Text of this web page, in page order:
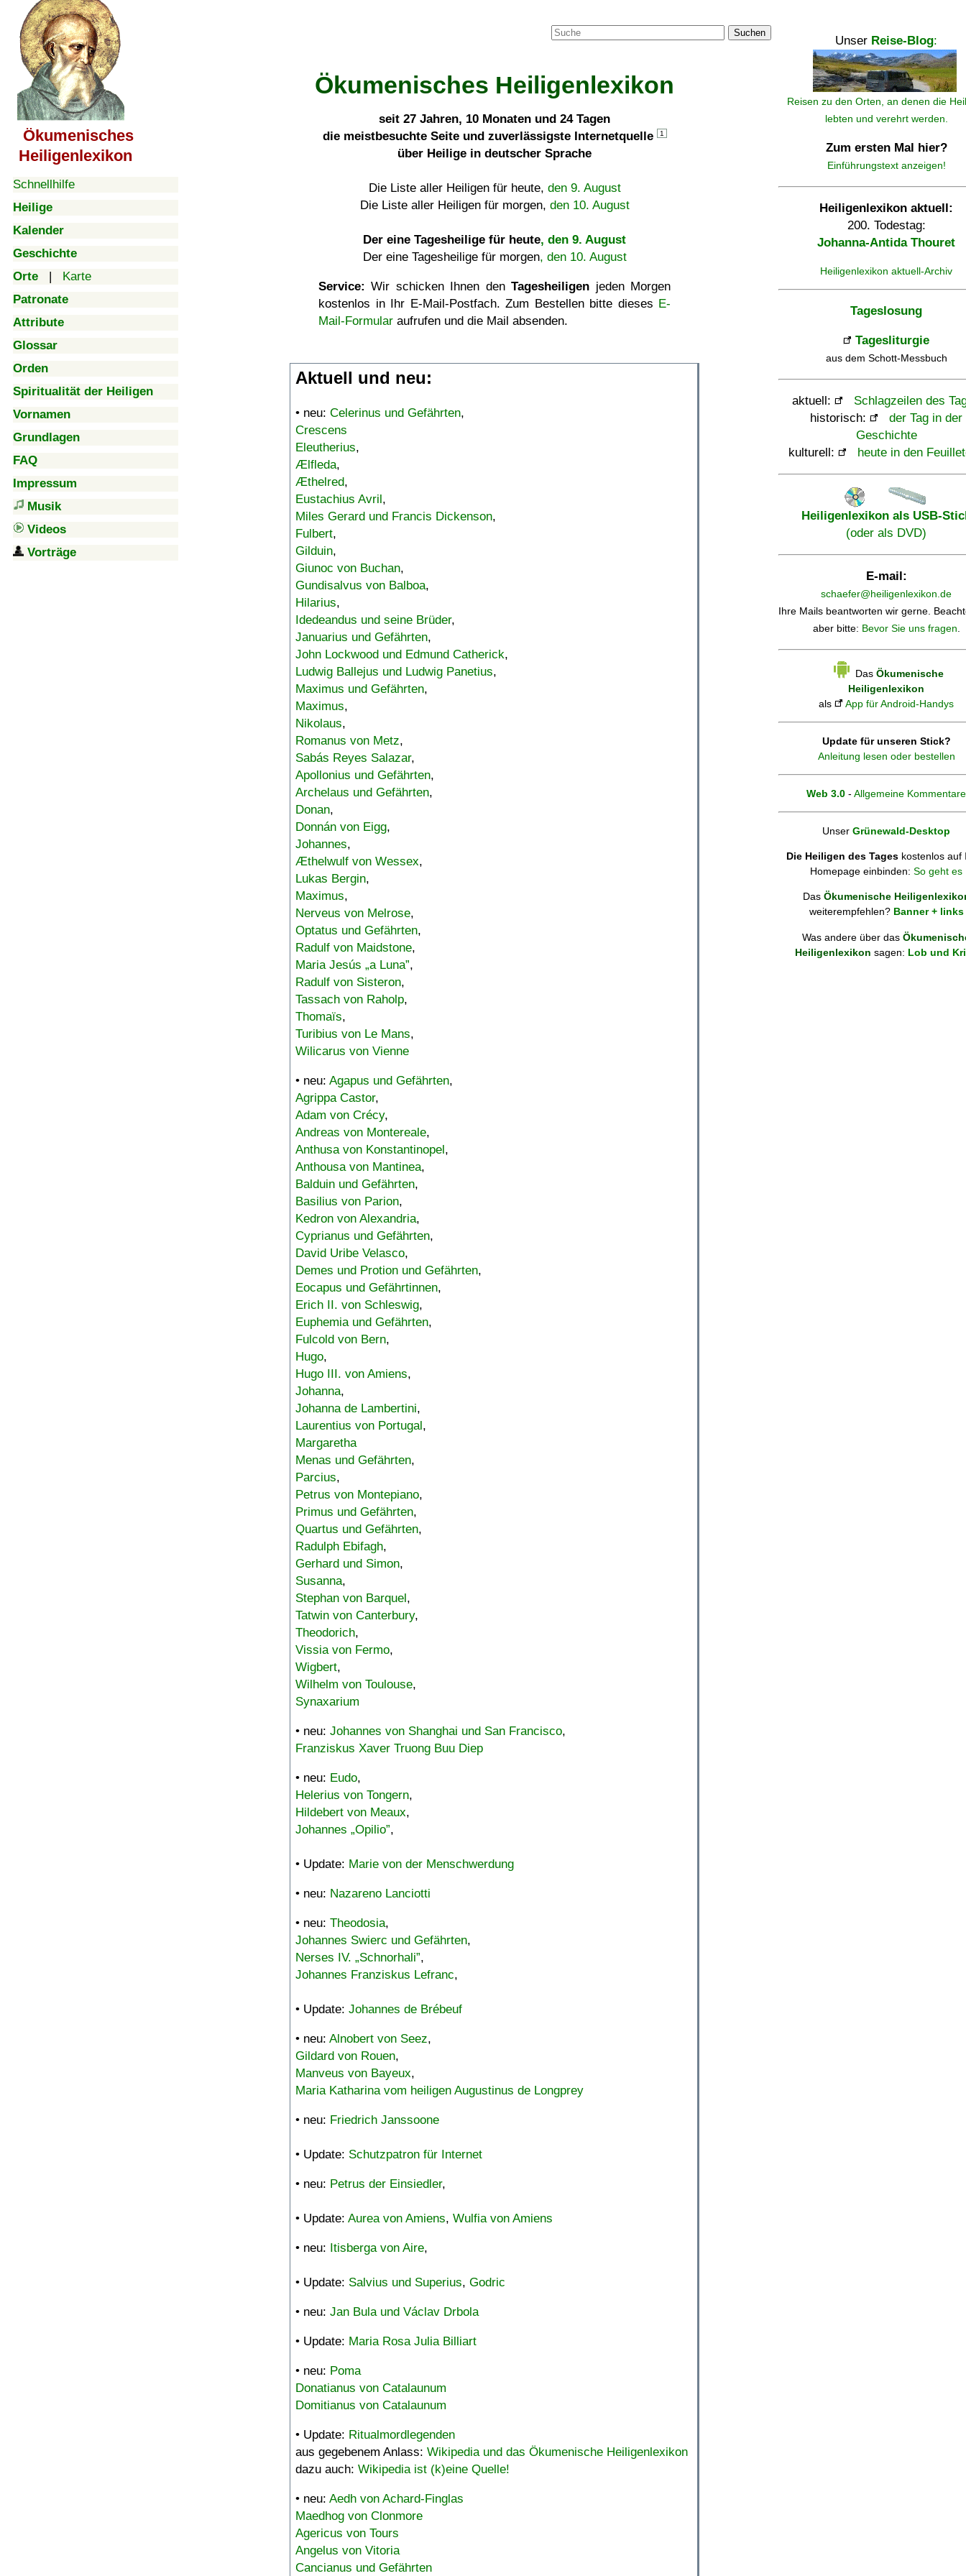
Ökumenisches
Heiligenlexikon
Schnellhilfe
Heilige
Kalender
Geschichte
Orte | Karte
Patronate
Attribute
Glossar
Orden
Spiritualität der Heiligen
Vornamen
Grundlagen
FAQ
Impressum
Musik
Videos
Vorträge
Suchen
Ökumenisches Heiligenlexikon
seit 27 Jahren, 10 Monaten und 24 Tagen
die meistbesuchte Seite und zuverlässigste Internetquelle
1
über Heilige in deutscher Sprache
Die Liste aller Heiligen für heute, den 9. August
Die Liste aller Heiligen für morgen, den 10. August
Der eine Tagesheilige für heute, den 9. August
Der eine Tagesheilige für morgen, den 10. August
Service: Wir schicken Ihnen denTagesheiligen jeden Morgen
kostenlos in Ihr E-Mail-Postfach. Zum Bestellen bitte dieses E-
Mail-Formular aufrufen und die Mail absenden.
Aktuell und neu:
• neu: Celerinus und Gefährten,
Crescens
Eleutherius,
Ælfleda,
Æthelred,
Eustachius Avril,
Miles Gerard und Francis Dickenson,
Fulbert,
Gilduin,
Giunoc von Buchan,
Gundisalvus von Balboa,
Hilarius,
Idedeandus und seine Brüder,
Januarius und Gefährten,
John Lockwood und Edmund Catherick,
Ludwig Ballejus und Ludwig Panetius,
Maximus und Gefährten,
Maximus,
Nikolaus,
Romanus von Metz,
Sabás Reyes Salazar,
Apollonius und Gefährten,
Archelaus und Gefährten,
Donan,
Donnán von Eigg,
Johannes,
Æthelwulf von Wessex,
Lukas Bergin,
Maximus,
Nerveus von Melrose,
Optatus und Gefährten,
Radulf von Maidstone,
Maria Jesús „a Luna”,
Radulf von Sisteron,
Tassach von Raholp,
Thomaïs,
Turibius von Le Mans,
Wilicarus von Vienne
• neu: Agapus und Gefährten,
Agrippa Castor,
Adam von Crécy,
Andreas von Montereale,
Anthusa von Konstantinopel,
Anthousa von Mantinea,
Balduin und Gefährten,
Basilius von Parion,
Kedron von Alexandria,
Cyprianus und Gefährten,
David Uribe Velasco,
Demes und Protion und Gefährten,
Eocapus und Gefährtinnen,
Erich II. von Schleswig,
Euphemia und Gefährten,
Fulcold von Bern,
Hugo,
Hugo III. von Amiens,
Johanna,
Johanna de Lambertini,
Laurentius von Portugal,
Margaretha
Menas und Gefährten,
Parcius,
Petrus von Montepiano,
Primus und Gefährten,
Quartus und Gefährten,
Radulph Ebifagh,
Gerhard und Simon,
Susanna,
Stephan von Barquel,
Tatwin von Canterbury,
Theodorich,
Vissia von Fermo,
Wigbert,
Wilhelm von Toulouse,
Synaxarium
• neu: Johannes von Shanghai und San Francisco,
Franziskus Xaver Truong Buu Diep
• neu: Eudo,
Helerius von Tongern,
Hildebert von Meaux,
Johannes „Opilio”,
• Update: Marie von der Menschwerdung
• neu: Nazareno Lanciotti
• neu: Theodosia,
Johannes Swierc und Gefährten,
Nerses IV. „Schnorhali”,
Johannes Franziskus Lefranc,
• Update: Johannes de Brébeuf
• neu: Alnobert von Seez,
Gildard von Rouen,
Manveus von Bayeux,
Maria Katharina vom heiligen Augustinus de Longprey
• neu: Friedrich Janssoone
• Update: Schutzpatron für Internet
• neu: Petrus der Einsiedler,
• Update: Aurea von Amiens, Wulfia von Amiens
• neu: Itisberga von Aire,
• Update: Salvius und Superius, Godric
• neu: Jan Bula und Václav Drbola
• Update: Maria Rosa Julia Billiart
• neu: Poma
Donatianus von Catalaunum
Domitianus von Catalaunum
• Update: Ritualmordlegenden
aus gegebenem Anlass: Wikipedia und das Ökumenische Heiligenlexikon
dazu auch: Wikipedia ist (k)eine Quelle!
• neu: Aedh von Achard-Finglas
Maedhog von Clonmore
Agericus von Tours
Angelus von Vitoria
Cancianus und Gefährten
Unser Reise-Blog:
Reisen zu den Orten, an denen die
lebten und verehrt werden.
Zum ersten Mal hier?
Einführungstext anzeigen!
Heiligenlexikon aktuell:
200. Todestag:
Johanna-Antida Thouret
Heiligenlexikon aktuell-Archiv
Tageslosung
Tagesliturgie
aus dem Schott-Messbuch
aktuell:
Schlagzeilen des
historisch:
der Tag in der
Geschichte
kulturell:
heute in den
Heiligenlexikon als USB-
(oder als DVD)
E-mail:
schaefer@heiligenlexikon.de
Ihre Mails beantworten wir gerne.
aber bitte: Bevor Sie uns fragen.
Das Ökumenische
Heiligenlexikon
als
App für Android-Handys
Update für unseren Stick?
Anleitung lesen oder bestellen
Web 3.0 - Allgemeine Kommentare
Unser Grünewald-Desktop
Die Heiligen des Tages kostenlos auf
Homepage einbinden: So geht es
Das Ökumenische
weiterempfehlen? Banner + links
Was andere über das
Heiligenlexikon sagen: Lob und